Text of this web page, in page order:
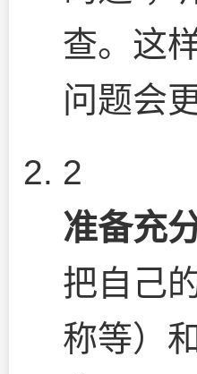
查。这
问题会
2
准备充
把自己
称等）